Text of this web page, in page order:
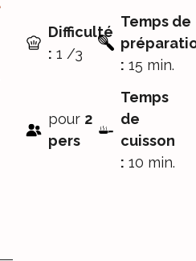
Difficulté
: 1 /3
Temps de
: 15 min.
pour 2
pers
Temps
de
cuisson
: 10 min.